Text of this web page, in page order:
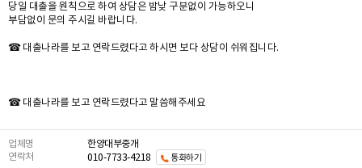
당일 대출을 원칙으로 하여 상담은 밤낮 구분없이 가능하오니
부담없이 문의 주시길 바랍니다.
☎ 대출나라를 보고 연락드렸다고 하시면 보다 상담이 쉬워집니다.
☎ 대출나라를 보고 연락드렸다고 말씀해주세요
업체명
한양대부중개
연락처
010-7733-4218 통화하기